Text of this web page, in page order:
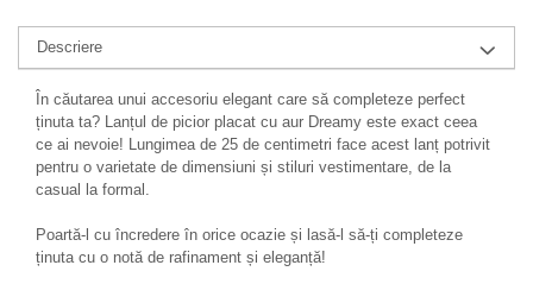
Descriere
În căutarea unui accesoriu elegant care să completeze perfect
ținuta ta? Lanțul de picior placat cu aur Dreamy este exact ceea
ce ai nevoie! Lungimea de 25 de centimetri face acest lanț potrivit
pentru o varietate de dimensiuni și stiluri vestimentare, de la
casual la formal.
Poartă-l cu încredere în orice ocazie și lasă-l să-ți completeze
ținuta cu o notă de rafinament și eleganță!